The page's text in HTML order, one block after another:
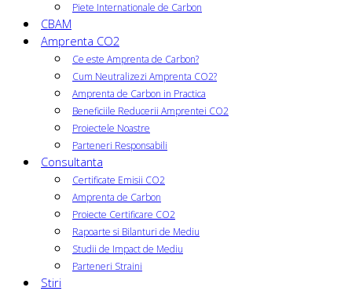
Piete Internationale de Carbon
CBAM
Amprenta CO2
Ce este Amprenta de Carbon?
Cum Neutralizezi Amprenta CO2?
Amprenta de Carbon in Practica
Beneficiile Reducerii Amprentei CO2
Proiectele Noastre
Parteneri Responsabili
Consultanta
Certificate Emisii CO2
Amprenta de Carbon
Proiecte Certificare CO2
Rapoarte si Bilanturi de Mediu
Studii de Impact de Mediu
Parteneri Straini
Stiri